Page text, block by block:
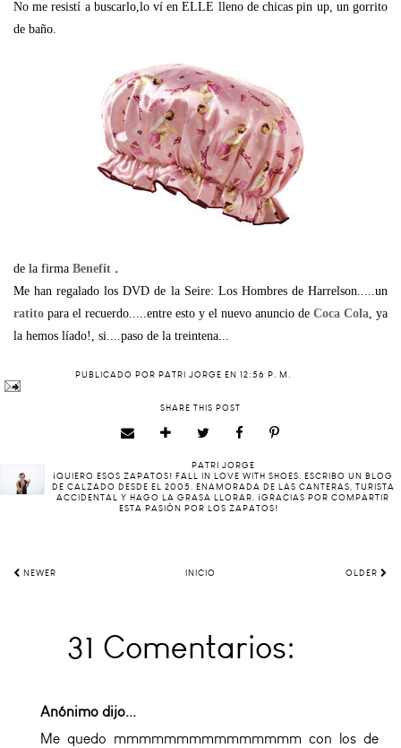
No me resistí a buscarlo,lo ví en ELLE lleno de chicas pin up, un gorrito
de baño.
de la firma Benefit .
Me han regalado los DVD de la Seire: Los Hombres de Harrelson.....un
ratito para el recuerdo.....entre esto y el nuevo anuncio de Coca Cola , ya
la hemos líado!, si....paso de la treintena...
PUBLICADO POR PATRI JORGE EN 12:56 P. M.
SHARE THIS POST
PATRI JORGE
¡QUIERO ESOS ZAPATOS! FALL IN LOVE WITH SHOES. ESCRIBO UN BLOG
DE CALZADO DESDE EL 2005. ENAMORADA DE LAS CANTERAS, TURISTA
ACCIDENTAL Y HAGO LA GRASA LLORAR. ¡GRACIAS POR COMPARTIR
ESTA PASIÓN POR LOS ZAPATOS!
NEWER INICIO OLDER
31 Comentarios:
Anónimo dijo...
Me quedo mmmmmmmmmmmmmmm con los de